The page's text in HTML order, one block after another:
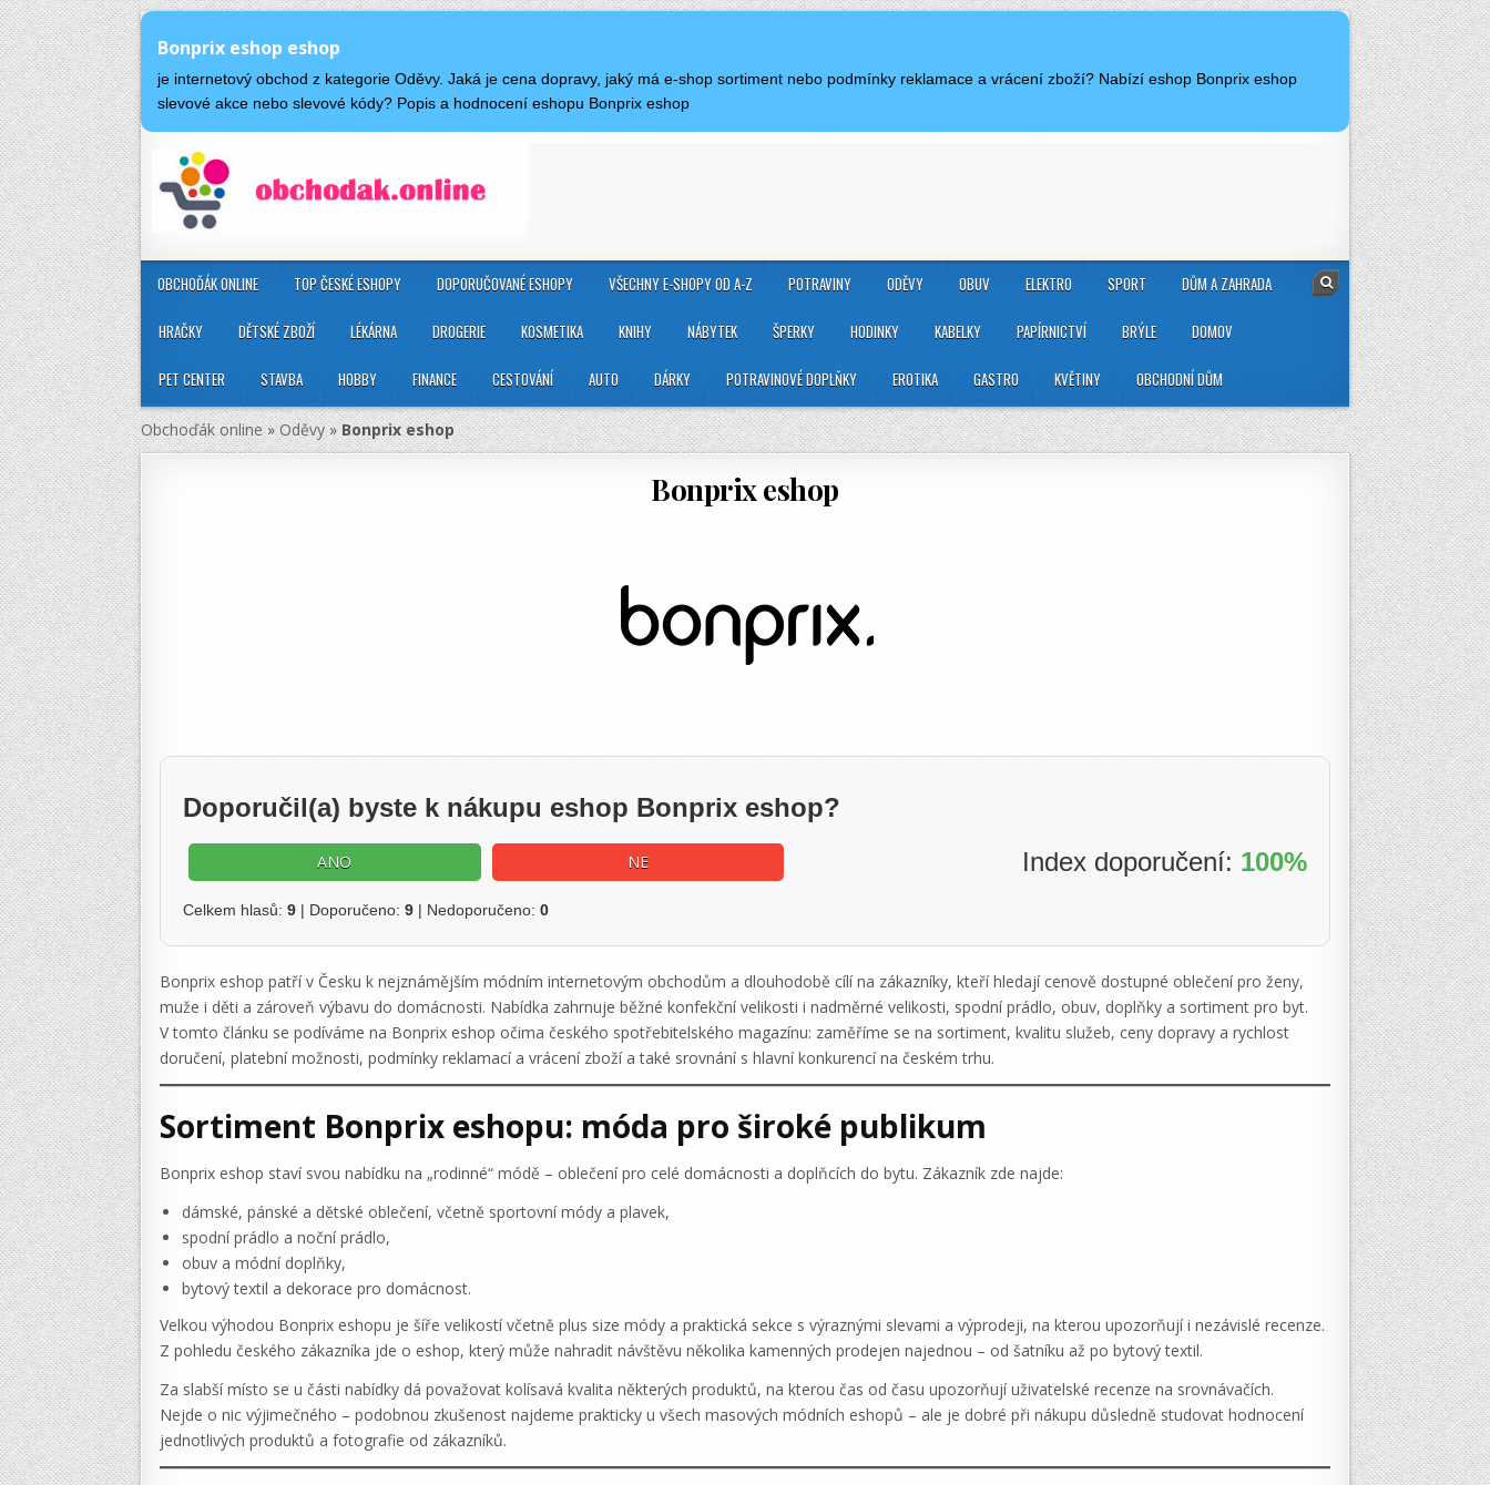
Bonprix eshop eshop
je internetový obchod z kategorie Oděvy. Jaká je cena dopravy, jaký má e-shop sortiment nebo podmínky reklamace a vrácení zboží? Nabízí eshop Bonprix eshop
slevové akce nebo slevové kódy? Popis a hodnocení eshopu Bonprix eshop
OBCHOĎÁK ONLINE TOP ČESKÉ ESHOPY DOPORUČOVANÉ ESHOPY VŠECHNY E-SHOPY OD A-Z POTRAVINY ODĚVY OBUV ELEKTRO SPORT DŮM A ZAHRADA
HRAČKY DĚTSKÉ ZBOŽÍ LÉKÁRNA DROGERIE KOSMETIKA KNIHY NÁBYTEK ŠPERKY HODINKY KABELKY PAPÍRNICTVÍ BRÝLE DOMOV
PET CENTER STAVBA HOBBY FINANCE CESTOVÁNÍ AUTO DÁRKY POTRAVINOVÉ DOPLŇKY EROTIKA GASTRO KVĚTINY OBCHODNÍ DŮM
Obchoďák online»Oděvy»Bonprix eshop
Bonprix eshop
Doporučil(a) byste k nákupu eshop Bonprix eshop?
ANO NE Index doporučení: 100%
Celkem hlasů: 9 | Doporučeno: 9 | Nedoporučeno: 0
Bonprix eshop patří v Česku k nejznámějším módním internetovým obchodům a dlouhodobě cílí na zákazníky, kteří hledají cenově dostupné oblečení pro ženy,
muže i děti a zároveň výbavu do domácnosti. Nabídka zahrnuje běžné konfekční velikosti i nadměrné velikosti, spodní prádlo, obuv, doplňky a sortiment pro byt.
V tomto článku se podíváme na Bonprix eshop očima českého spotřebitelského magazínu: zaměříme se na sortiment, kvalitu služeb, ceny dopravy a rychlost
doručení, platební možnosti, podmínky reklamací a vrácení zboží a také srovnání s hlavní konkurencí na českém trhu.
Sortiment Bonprix eshopu: móda pro široké publikum
Bonprix eshop staví svou nabídku na „rodinné“ módě – oblečení pro celé domácnosti a doplňcích do bytu. Zákazník zde najde:
dámské, pánské a dětské oblečení, včetně sportovní módy a plavek,
spodní prádlo a noční prádlo,
obuv a módní doplňky,
bytový textil a dekorace pro domácnost.
Velkou výhodou Bonprix eshopu je šíře velikostí včetně plus size módy a praktická sekce s výraznými slevami a výprodeji, na kterou upozorňují i nezávislé recenze.
Z pohledu českého zákazníka jde o eshop, který může nahradit návštěvu několika kamenných prodejen najednou – od šatníku až po bytový textil.
Za slabší místo se u části nabídky dá považovat kolísavá kvalita některých produktů, na kterou čas od času upozorňují uživatelské recenze na srovnávačích.
Nejde o nic výjimečného – podobnou zkušenost najdeme prakticky u všech masových módních eshopů – ale je dobré při nákupu důsledně studovat hodnocení
jednotlivých produktů a fotografie od zákazníků.